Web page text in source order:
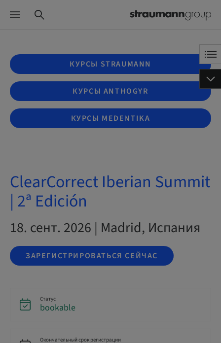
КУРСЫ STRAUMANN
КУРСЫ ANTHOGYR
КУРСЫ MEDENTIKA
ClearCorrect Iberian Summit
| 2ª Edición
18. сент. 2026 | Madrid, Испания
ЗАРЕГИСТРИРОВАТЬСЯ СЕЙЧАС
Статус
bookable
Окончательный срок регистрации